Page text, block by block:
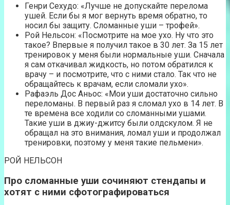
Генри Сехудо: «Лучше не допускайте перелома
ушей. Если бы я мог вернуть время обратно, то
носил бы защиту. Сломанные уши – трофей».
Рой Нельсон: «Посмотрите на мое ухо. Ну что это
такое? Впервые я получил такое в 30 лет. За 15 лет
тренировок у меня были нормальные уши. Сначала
я сам откачивал жидкость, но потом обратился к
врачу – и посмотрите, что с ними стало. Так что не
обращайтесь к врачам, если сломали ухо».
Рафаэль Дос Аньос: «Мои уши достаточно сильно
переломаны. В первый раз я сломал ухо в 14 лет. В
те времена все ходили со сломанными ушами.
Такие уши в джиу-джитсу были олдскулом. Я не
обращал на это внимания, ломал уши и продолжал
тренировки, поэтому у меня такие пельмени».
РОЙ НЕЛЬСОН
Про сломанные уши сочиняют стендапы и
хотят с ними сфотографироваться